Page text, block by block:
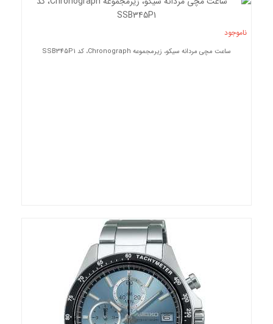
ناموجود
ساعت مچی مردانه سیکو، زیرمجموعه Chronograph، کد SSB345P1